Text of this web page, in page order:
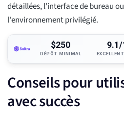
détaillées, l'interface de bureau
l'environnement privilégié.
$250
DÉPÔT MINIMAL
Conseils pour
avec succès